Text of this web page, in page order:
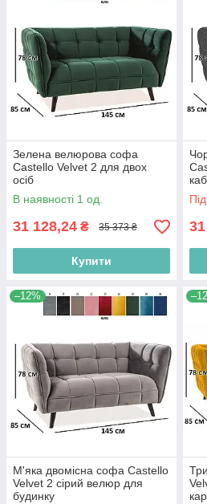
Зелена велюрова софа
Castello Velvet 2 для двох
осіб
В наявності 1 од.
31 128,24 ₴ 35 373 ₴
Купити
–12%
М'яка двомісна софа Castello
Velvet 2 сірий велюр для
будинку